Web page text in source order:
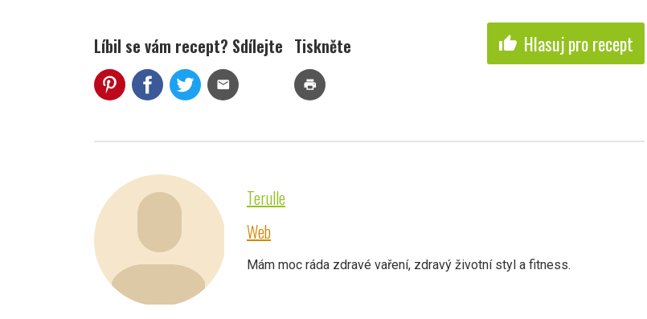
Líbil se vám recept? Sdílejte
mail
Tiskněte
print
thumb_up Hlasuj pro recept
Terulle
Web
Mám moc ráda zdravé vaření, zdravý životní styl a fitness.